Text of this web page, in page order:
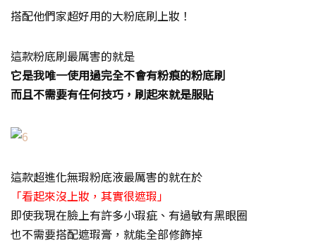
搭配他們家超好用的大粉底刷上妝！
這款粉底刷最厲害的就是
它是我唯一使用過完全不會有粉痕的粉底刷
而且不需要有任何技巧，刷起來就是服貼
這款超進化無瑕粉底液最厲害的就在於
「看起來沒上妝，其實很遮瑕」
即使我現在臉上有許多小瑕疵、有過敏有黑眼圈
也不需要搭配遮瑕膏，就能全部修飾掉